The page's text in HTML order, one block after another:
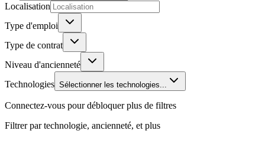
Localisation
Type d'emploi
Type de contrat
Niveau d'ancienneté
Technologies Sélectionner les technologies...
Connectez-vous pour débloquer plus de filtres
Filtrer par technologie, ancienneté, et plus